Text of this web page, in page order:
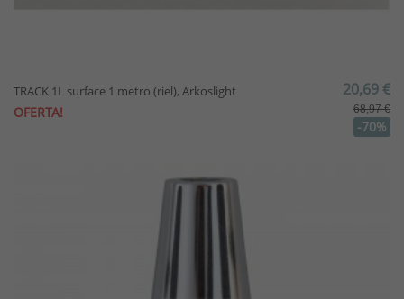
TRACK 1L surface 1 metro (riel), Arkoslight
OFERTA!
20,69 €
68,97 €
-70%